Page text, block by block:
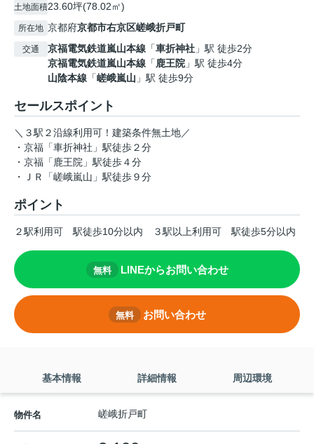
土地面積23.60坪(78.02㎡)
所在地 京都府京都市右京区嵯峨折戸町
交通 京福電気鉄道嵐山本線 「車折神社 」駅 徒歩2分
京福電気鉄道嵐山本線 「 鹿王院 」駅 徒歩4分
山陰本線 「嵯峨嵐山 」駅 徒歩9分
セールスポイント
＼３駅２沿線利用可！建築条件無土地／
・京福「車折神社」駅徒歩２分
・京福「鹿王院」駅徒歩４分
・ＪＲ「嵯峨嵐山」駅徒歩９分
ポイント
２駅利用可 駅徒歩10分以内 ３駅以上利用可 駅徒歩5分以内
無料 LINEからお問い合わせ
無料 お問い合わせ
基本情報 詳細情報 周辺環境
物件名 嵯峨折戸町